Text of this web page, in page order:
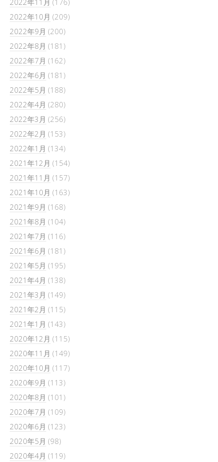
2022年11月 (176)
2022年10月 (209)
2022年9月 (200)
2022年8月 (181)
2022年7月 (162)
2022年6月 (181)
2022年5月 (188)
2022年4月 (280)
2022年3月 (256)
2022年2月 (153)
2022年1月 (134)
2021年12月 (154)
2021年11月 (157)
2021年10月 (163)
2021年9月 (168)
2021年8月 (104)
2021年7月 (116)
2021年6月 (181)
2021年5月 (195)
2021年4月 (138)
2021年3月 (149)
2021年2月 (115)
2021年1月 (143)
2020年12月 (115)
2020年11月 (149)
2020年10月 (117)
2020年9月 (113)
2020年8月 (101)
2020年7月 (109)
2020年6月 (123)
2020年5月 (98)
2020年4月 (119)